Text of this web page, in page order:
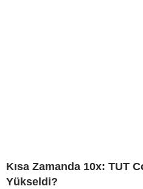
Kısa Zamanda 10x: TUT
Yükseldi?